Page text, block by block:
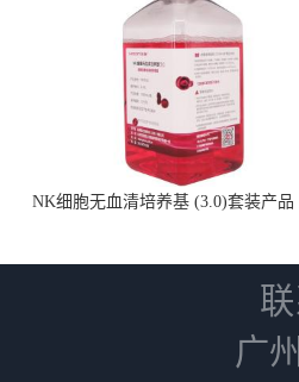
NK细胞无血清培养基 (3.0)套装产品
广